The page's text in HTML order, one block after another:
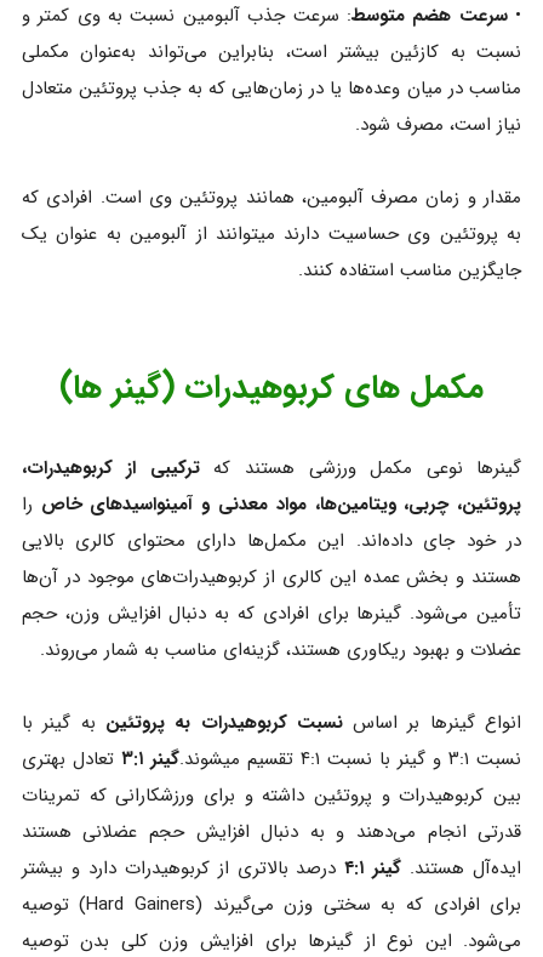
•سرعت هضم متوسط: سرعت جذب آلبومین نسبت به وی کمتر و
نسبت به کازئین بیشتر است، بنابراین می‌تواند به‌عنوان مکملی
مناسب در میان وعده‌ها یا در زمان‌هایی که به جذب پروتئین متعادل
نیاز است، مصرف شود.
مقدار و زمان مصرف آلبومین، همانند پروتئین وی است. افرادی که
به پروتئین وی حساسیت دارند میتوانند از آلبومین به عنوان یک
جایگزین مناسب استفاده کنند.
مکمل های کربوهیدرات (گینر ها)
گینرها نوعی مکمل ورزشی هستند کهترکیبی از کربوهیدرات،
پروتئین، چربی، ویتامین‌ها، مواد معدنی و آمینواسیدهای خاص را
در خود جای داده‌اند. این مکمل‌ها دارای محتوای کالری بالایی
هستند و بخش عمده‌ این کالری از کربوهیدرات‌های موجود در آن‌ها
تأمین می‌شود. گینرها برای افرادی که به دنبال افزایش وزن، حجم
عضلات و بهبود ریکاوری هستند، گزینه‌ای مناسب به شمار می‌روند.
انواع گینرها بر اساسنسبت کربوهیدرات به پروتئین به گینر با
نسبت ۳:۱ و گینر با نسبت ۴:۱ تقسیم میشوند.
گینر ۳:۱
تعادل بهتری
بین کربوهیدرات و پروتئین داشته و برای ورزشکارانی که تمرینات
قدرتی انجام می‌دهند و به دنبال افزایش حجم عضلانی هستند
ایده‌آل هستند. گینر ۴:۱
درصد بالاتری از کربوهیدرات دارد و بیشتر
برای افرادی که به سختی وزن می‌گیرند (Hard Gainers) توصیه
می‌شود. این نوع از گینرها برای افزایش وزن کلی بدن توصیه